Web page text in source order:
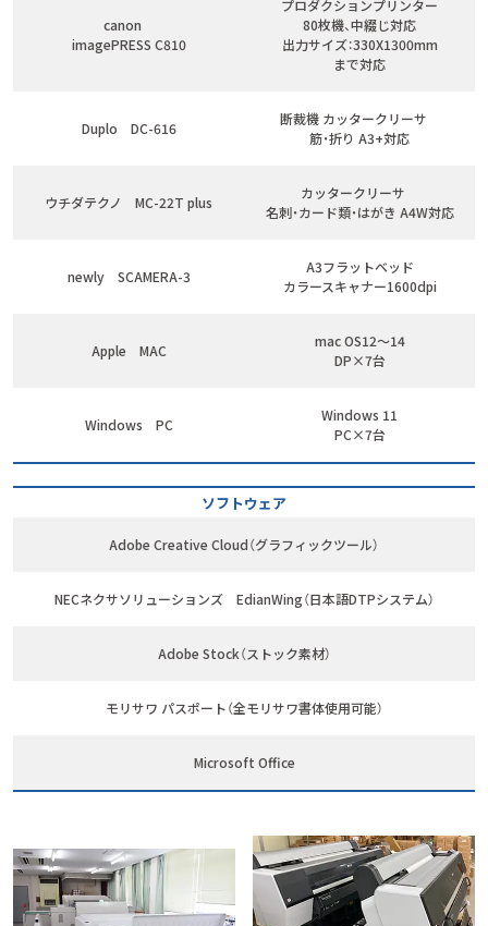
canon
imagePRESS C810
プロダクションプリンター
80枚機、中綴じ対応
出力サイズ：330X1300mm
まで対応
Duplo DC-616
断裁機 カッタークリーサ
筋・折り A3+対応
ウチダテクノ MC-22T plus
カッタークリーサ
名刺・カード類・はがき A4W対応
newly SCAMERA-3
A3フラットベッド
カラースキャナー1600dpi
Apple MAC
mac OS12～14
DP×7台
Windows PC
Windows 11
PC×7台
ソフトウェア
Adobe Creative Cloud（グラフィックツール）
NECネクサソリューションズ EdianWing（日本語DTPシステム）
Adobe Stock（ストック素材）
モリサワ パスポート（全モリサワ書体使用可能）
Microsoft Office